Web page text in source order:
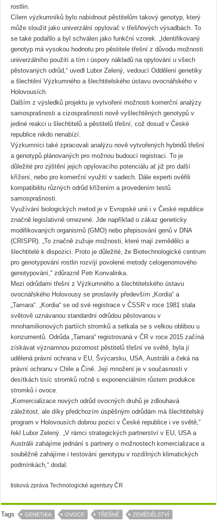
rostlin.
Cílem výzkumníků bylo nabídnout pěstitelům takový genotyp, který
může sloužit jako univerzální opylovač v třešňových výsadbách. To
se také podařilo a byl schválen jako funkční vzorek. „Identifikovaný
genotyp má vysokou hodnotu pro pěstitele třešní z důvodu možnosti
univerzálního použití a tím i úspory nákladů na opylování u všech
pěstovaných odrůd,“ uvedl Lubor Zelený, vedoucí Oddělení genetiky
a šlechtění Výzkumného a šlechtitelského ústavu ovocnářského v
Holovousích.
Dalším z výsledků projektu je vytvoření možnosti komerční analýzy
samosprašnosti a cizosprašnosti nově vyšlechtěných genotypů v
jediné reakci u šlechtitelů a pěstitelů třešní, což dosud v České
republice nikdo nenabízí.
Výzkumníci také zpracovali analýzu nově vytvořených hybridů třešní
a genotypů plánovaných pro možnou budoucí registraci. To je
důležité pro zjištění jejich opylovacího potenciálu ať již pro další
křížení, nebo pro komerční využití v sadech. Dále experti ověřili
kompatibilitu různých odrůd křížením a provedením testů
samosprašnosti.
Využívání biologických metod je v Evropské unii i v České republice
značně legislativně omezené. Jde například o zákaz geneticky
modifikovaných organismů (GMO) nebo přepisování genů v DNA
(CRISPR). „To značně zužuje možnosti, které mají zemědělci a
šlechtitelé k dispozici. Proto je důležité, že Biotechnologické centrum
pro genotypování rostlin rozvíjí povolené metody celogenomového
genotypování,“ zdůraznil Petr Konvalinka.
Mezi odrůdami třešní z Výzkumného a šlechtitelského ústavu
ovocnářského Holovousy se proslavily především „Kordia“ a
„Tamara“. „Kordia“ se od své registrace v ČSSR v roce 1981 stala
světově uznávanou standardní odrůdou pěstovanou v
mnohamilionových partiích stromků a setkala se s velkou oblibou u
konzumentů. Odrůda „Tamara“ registrovaná v ČR v roce 2015 začíná
získávat významnou pozornost pěstitelů třešní ve světě, byla jí
udělená právní ochrana v EU, Švýcarsku, USA, Austrálii a čeká na
právní ochranu v Chile a Číně. Její množení je v současnosti v
desítkách tisíc stromků ročně s exponenciálním růstem produkce
stromků i ovoce.
„Komercializace nových odrůd ovocných druhů je zdlouhavá
záležitost, ale díky předchozím úspěšným odrůdám má šlechtitelský
program v Holovousích dobrou pozici v České republice i ve světě,“
řekl Lubor Zelený. „V rámci strategických partnerství v EU, USA a
Austrálii zahájíme jednání s partnery o možnostech komercializace a
souběžně zahájíme i testování genotypu v rozdílných klimatických
podmínkách,“ dodal.
tisková zpráva Technologické agentury ČR
Tags GENETIKA OVOCE TŘEŠNĚ ZEMĚDĚLSTVÍ